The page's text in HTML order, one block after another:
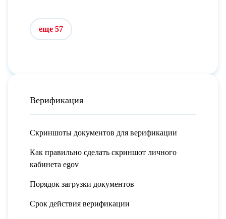
еще 57
Верификация
Скриншоты документов для верификации
Как правильно сделать скриншот личного
кабинета egov
Порядок загрузки документов
Срок действия верификации